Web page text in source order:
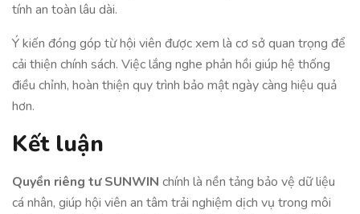
tính an toàn lâu dài.
Ý kiến đóng góp từ hội viên được xem là cơ sở quan trọng để
cải thiện chính sách. Việc lắng nghe phản hồi giúp hệ thống
điều chỉnh, hoàn thiện quy trình bảo mật ngày càng hiệu quả
hơn.
Kết luận
Quyền riêng tư SUNWIN chính là nền tảng bảo vệ dữ liệu
cá nhân, giúp hội viên an tâm trải nghiệm dịch vụ trong môi